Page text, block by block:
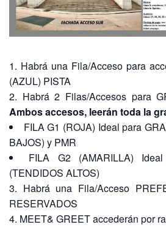
Habrá una Fila/Acceso para
(AZUL) PISTA
Habrá 2 Filas/Accesos para
Ambos accesos, leerán toda la
FILA G1 (ROJA) Ideal para
BAJOS) y PMR
FILA G2 (AMARILLA)
(TENDIDOS ALTOS)
Habrá una Fila/Acceso
RESERVADOS
MEET& GREET accederán por